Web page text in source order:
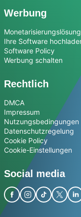
Werbung
Ihre Software
Software Policy
Werbung schalten
Rechtlich
DMCA
Impressum
Nutzungsbedingungen
Datenschutzregelung
Cookie Policy
Cookie-Einstellungen
Social media